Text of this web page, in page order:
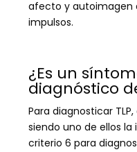
afecto y autoimagen
impulsos.
¿Es un
diagnóstico
Para diagnosticar
siendo uno de ellos
criterio 6 para